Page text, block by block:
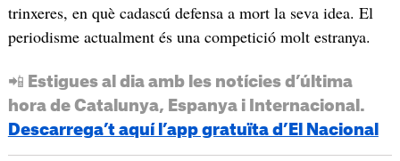
trinxeres, en què cadascú defensa a mort la seva idea. El
periodisme actualment és una competició molt estranya.
📲 Estigues al dia amb les notícies d’última
hora de Catalunya, Espanya i Internacional.
Descarrega’t aquí l’app gratuïta d’El Nacional